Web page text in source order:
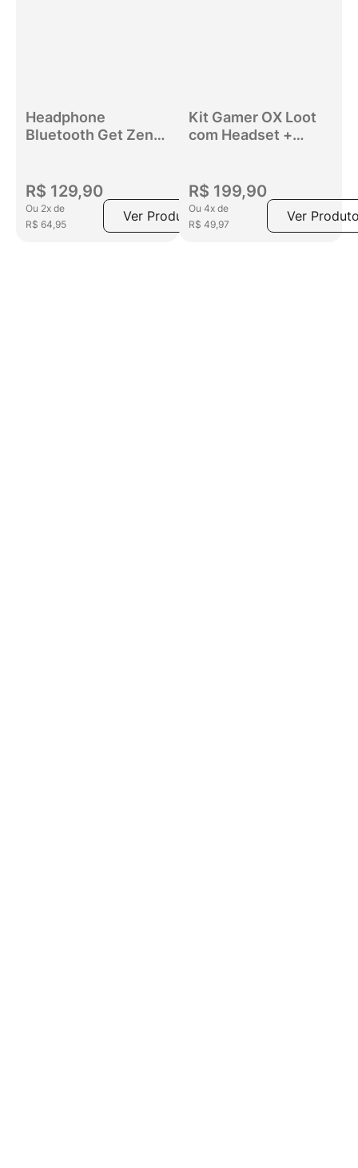
Headphone
Bluetooth Get Zen
Ruído Preto
R$ 129,90
Ou 2x de
R$ 64,95
Ver Produto
Kit Gamer OX Loot
com Headset +
Mousepad Preto
R$ 199,90
Ou 4x de
R$ 49,97
Ver